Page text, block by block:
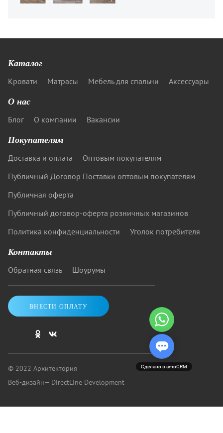
Каталог
Кровати Матрасы Мебель для спальни Аксессуары
О нас
Блог О компании Вакансии
Покупателям
Доставка и оплата
Оптовым покупателям
Публичный Договор Поставки оптовым покупателям
Публичная оферта
Публичный договор-оферта розничных магазинов
Политика конфиденциальности
Уголок потребителя
Контакты
Обратная связь Шоурумы
ВНЕСТИ ОПЛАТУ
© 2022 Архитектория
Веб-дизайн— DirectLine Development
Сделано в amoCRM